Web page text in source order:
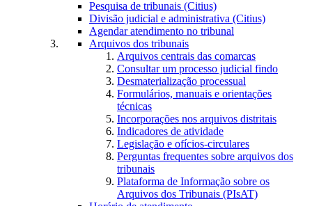
Pesquisa de tribunais (Citius)
Divisão judicial e administrativa (Citius)
Agendar atendimento no tribunal
Arquivos dos tribunais
Arquivos centrais das comarcas
Consultar um processo judicial findo
Desmaterialização processual
Formulários, manuais e orientações
técnicas
Incorporações nos arquivos distritais
Indicadores de atividade
Legislação e ofícios-circulares
Perguntas frequentes sobre arquivos dos
tribunais
Plataforma de Informação sobre os
Arquivos dos Tribunais (PIsAT)